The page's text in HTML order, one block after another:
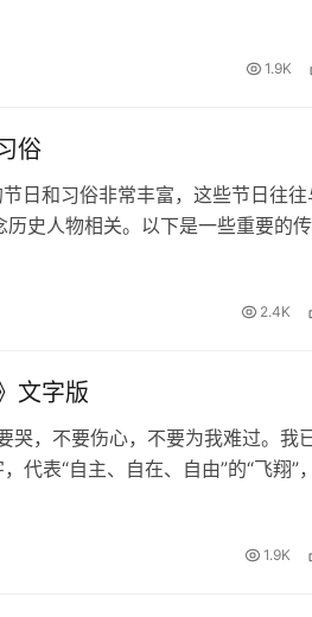
1.9K
俗
日和习俗非常丰富，这些节日往往
史人物相关。以下是一些重要的
2.4K
文字版
哭，不要伤心，不要为我难过。我
代表“自主、自在、自由”的“飞翔”
1.9K